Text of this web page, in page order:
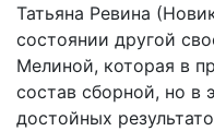
Татьяна Ревина
состоянии другой
Мелиной, которая в
состав сборной, но в
достойных